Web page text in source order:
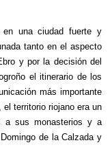
una ciudad fuerte y
tanto en el aspecto
y por la decisión del
el itinerario de los
más importante
territorio riojano era un
a sus monasterios y a
de la Calzaday